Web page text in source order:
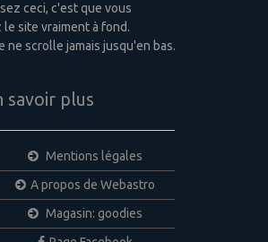
ceci, c'est que vous
site vraiment à fond.
ne scrolle jamais jusqu'en bas.
savoir plus
Mentions légales
A propos de Webastro
Magasin: goodies